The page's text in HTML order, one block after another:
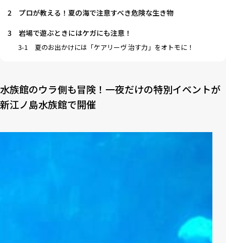
2
プロが教える！夏の海で注意すべき危険な生き物
3
岩場で遊ぶときにはケガにも注意！
3-1 夏のお出かけには「ケアリーヴ 治す力」をオトモに！
水族館のウラ側も冒険！一夜だけの特別イベントが
新江ノ島水族館で開催